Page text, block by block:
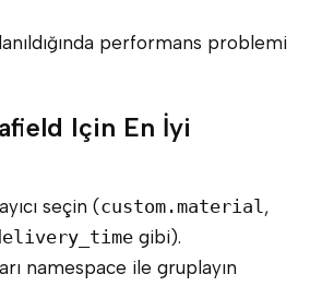
performans problemi
Için En İyi
seçin (custom.material,
gibi).
namespace ile gruplayın